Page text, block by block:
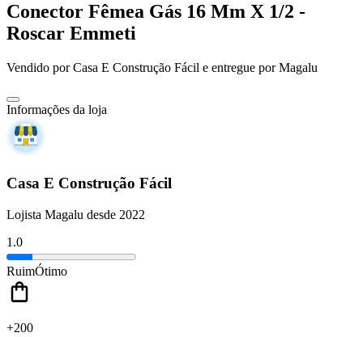
Conector Fêmea Gás 16 Mm X 1/2 -
Roscar Emmeti
Vendido porCasa E Construção Fácil e entregue por Magalu
Informações da loja
Casa E Construção Fácil
Lojista Magalu desde 2022
1.0
RuimÓtimo
+200